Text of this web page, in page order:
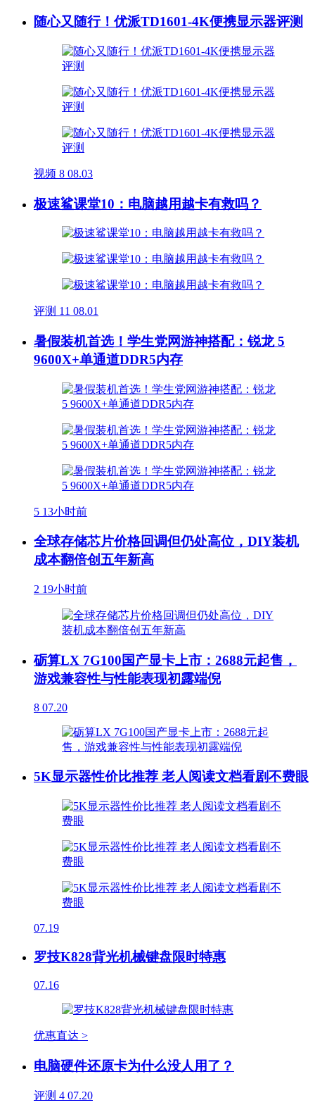
随心又随行！优派TD1601-4K便携显示器评测
视频 8 08.03
极速鲨课堂10：电脑越用越卡有救吗？
评测 11 08.01
暑假装机首选！学生党网游神搭配：锐龙 5
9600X+单通道DDR5内存
5 13小时前
全球存储芯片价格回调但仍处高位，DIY装机
成本翻倍创五年新高
2 19小时前
砺算LX 7G100国产显卡上市：2688元起售，
游戏兼容性与性能表现初露端倪
8 07.20
5K显示器性价比推荐 老人阅读文档看剧不费眼
07.19
罗技K828背光机械键盘限时特惠
07.16
优惠直达 >
电脑硬件还原卡为什么没人用了？
评测 4 07.20